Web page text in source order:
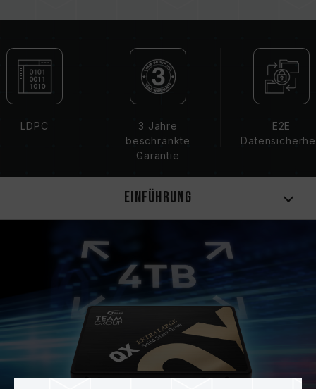
LDPC
3 Jahre
beschränkte
Garantie
E2E
Einführung